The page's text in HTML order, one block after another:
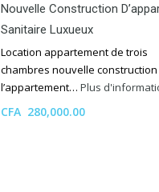
Nouvelle Construction
Sanitaire Luxueux
Location appartement de trois
chambres nouvelle construction
l’appartement… Plus
CFA 280,000.00